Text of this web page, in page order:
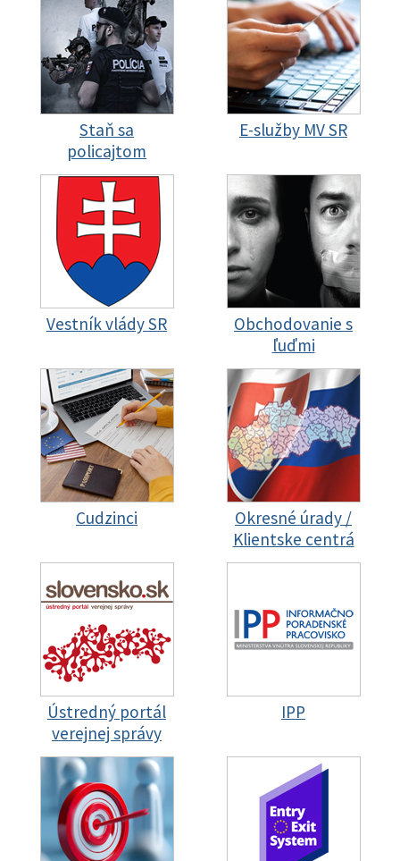
Staň sa
policajtom
E-služby MV SR
Vestník vlády SR
Obchodovanie s
ľuďmi
Cudzinci
Okresné úrady /
Klientske centrá
Ústredný portál
verejnej správy
IPP